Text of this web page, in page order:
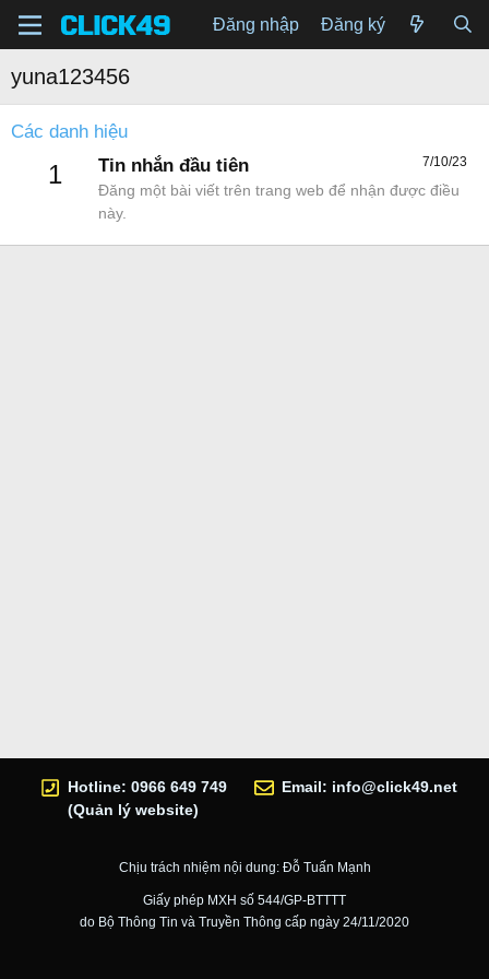
Đăng nhập Đăng ký
yuna123456
Các danh hiệu
1 7/10/23
Tin nhắn đầu tiên
Đăng một bài viết trên trang web để nhận được điều
này.
Hotline: 0966 649 749
(Quản lý website)
Email: info@click49.net
Chịu trách nhiệm nội dung: Đỗ Tuấn Mạnh
Giấy phép MXH số 544/GP-BTTTT
do Bộ Thông Tin và Truyền Thông cấp ngày 24/11/2020